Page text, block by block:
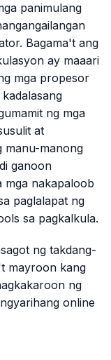
panimulang
Bagama't ang
ay maaari
mga propesor
ng mga
at
manu-manong
ganoon
mga nakapaloob
paglalapat ng
sa pagkalkula.
ng takdang-
mayroon kang
ng
online